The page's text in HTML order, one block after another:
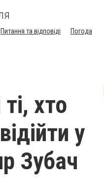
Питання та відповіді
Погода
хто
у
Зубач